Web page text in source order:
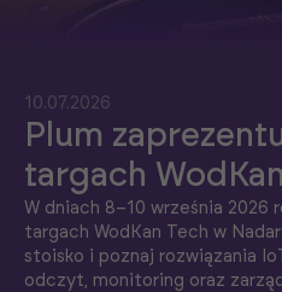
10.07.2026
Plum
targach
W dniach 8–10 września 2026
targach WodKan Tech w
stoisko i poznaj rozwiązania
odczyt, monitoring oraz